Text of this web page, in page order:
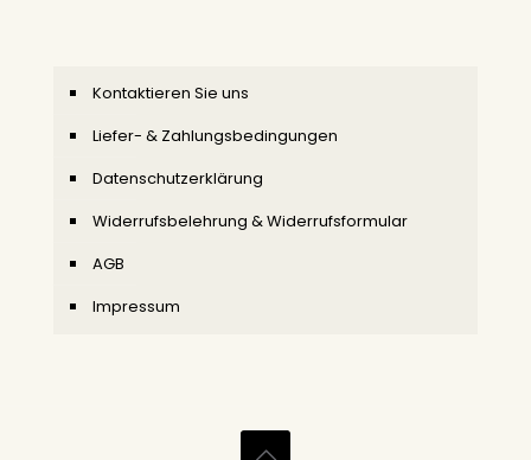
Kontaktieren Sie uns
Liefer- & Zahlungsbedingungen
Datenschutzerklärung
Widerrufsbelehrung & Widerrufsformular
AGB
Impressum